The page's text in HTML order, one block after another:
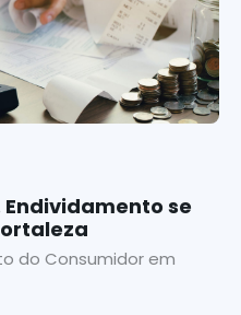
se
do Consumidor em